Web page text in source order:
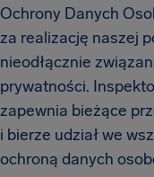
Ochrony Danych
za realizację naszej
nieodłącznie
prywatności.
zapewnia bieżące
i bierze udział we
ochroną danych